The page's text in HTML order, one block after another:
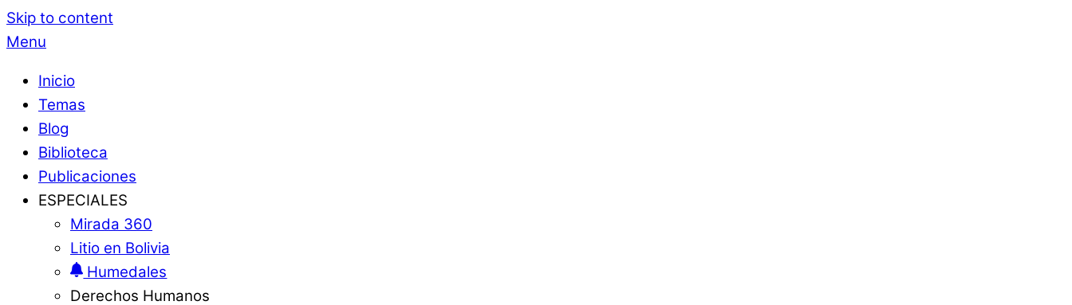
Skip to content
Menu
Inicio
Temas
Blog
Biblioteca
Publicaciones
ESPECIALES
Mirada 360
Litio en Bolivia
Humedales
Derechos Humanos